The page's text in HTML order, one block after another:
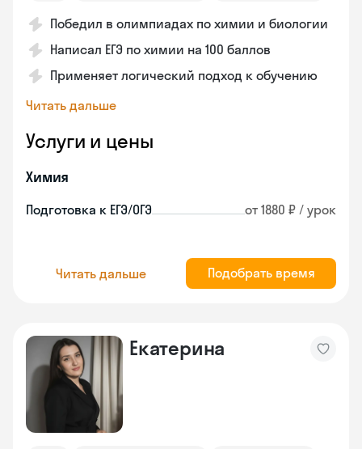
Победил в олимпиадах по химии и биологии
Написал ЕГЭ по химии на 100 баллов
Применяет логический подход к обучению
Читать дальше
Услуги и цены
Химия
Подготовка к ЕГЭ/ОГЭ от 1880 ₽ / урок
Читать дальше Подобрать время
Екатерина